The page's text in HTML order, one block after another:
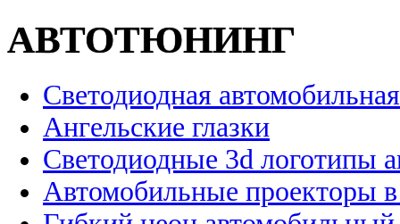
АВТОТЮНИНГ
Светодиодная
Ангельские глазки
Светодиодные 3d логотипы
Автомобильные проекторы